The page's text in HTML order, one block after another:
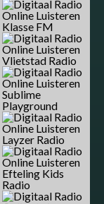
Klasse FM
Vlietstad Radio
Sublime
Playground
Layzer Radio
Efteling Kids
Radio